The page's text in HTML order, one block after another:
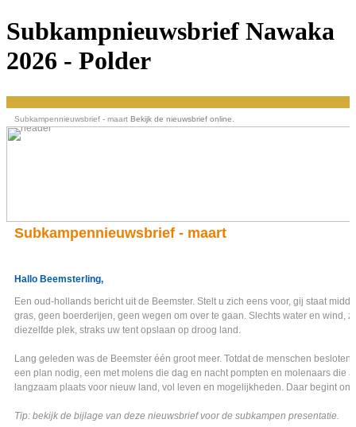
Subkampnieuwsbrief Nawaka
2026 - Polder